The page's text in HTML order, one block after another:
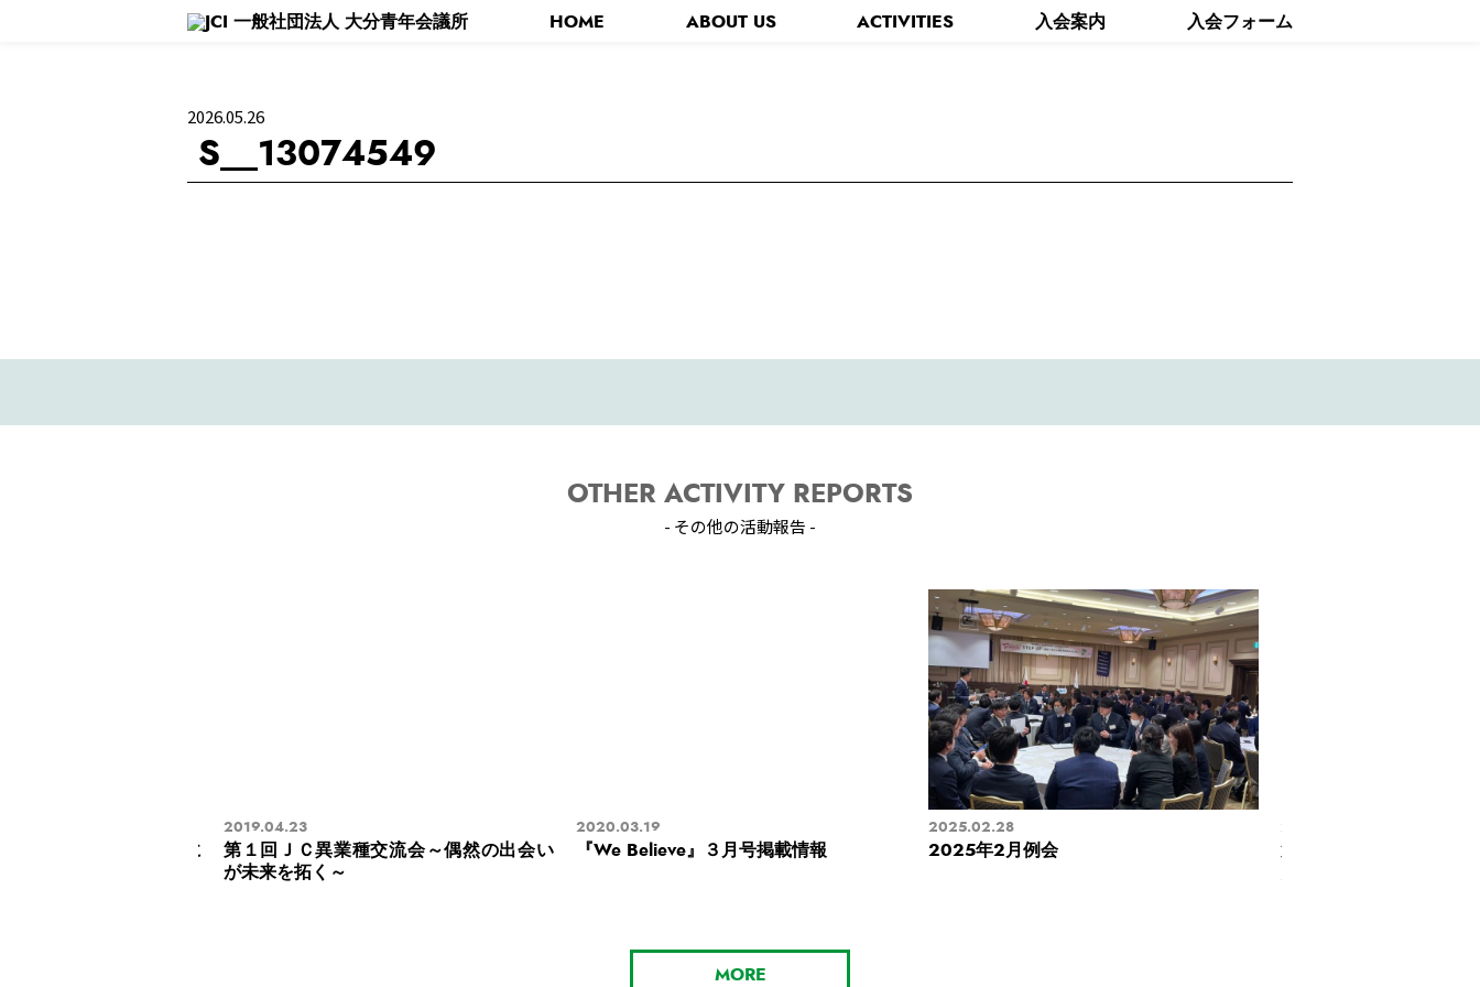
HOME ABOUT US ACTIVITIES 入会案内 入会フォーム
2026.05.26
S__13074549
OTHER ACTIVITY REPORTS
- その他の活動報告 -
０１８年度納会並びに
2019.04.23
第１回ＪＣ異業種交流会～偶然の出会い
が未来を拓く～
2020.03.19
『We Believe』３月号掲載情報
2025.02.28
2025年2月例会
2014.11.09
第３回おおいたわく
MORE